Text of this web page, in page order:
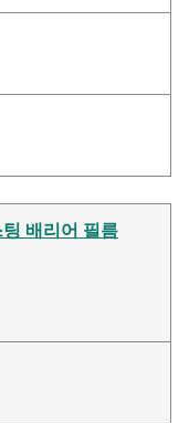
배리어 필름